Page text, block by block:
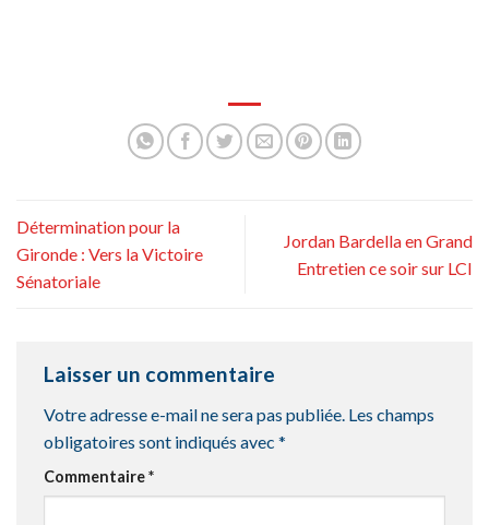
Détermination pour la
Gironde : Vers la Victoire
Sénatoriale
Jordan Bardella en Grand
Entretien ce soir sur LCI
Laisser un commentaire
Votre adresse e-mail ne sera pas publiée. Les champs
obligatoires sont indiqués avec *
Commentaire*